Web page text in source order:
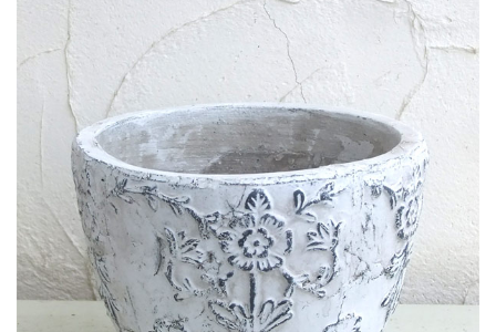
グッズ・資材
ダイナスティ・ポットL （QP-25）
12月上中旬予約
グッズ・資材 ダイナスティ・ポットL （QP-25）